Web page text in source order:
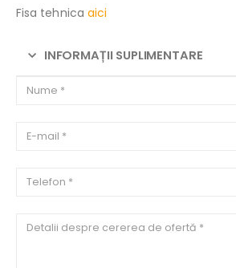
Fisa tehnica aici
INFORMAȚII SUPLIMENTARE